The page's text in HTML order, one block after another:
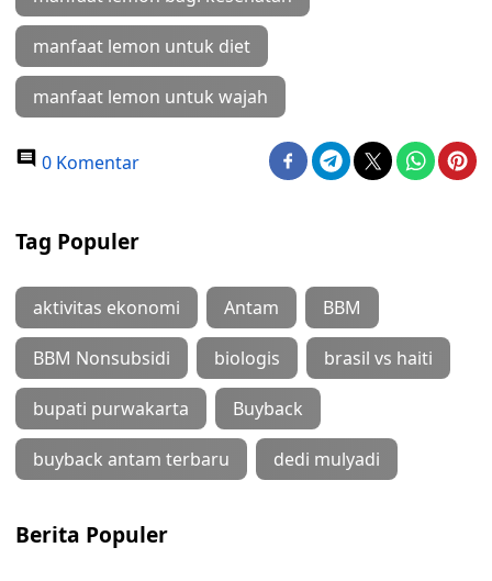
manfaat lemon untuk diet
manfaat lemon untuk wajah
0 Komentar
Tag Populer
aktivitas ekonomi Antam BBM
BBM Nonsubsidi biologis brasil vs haiti
bupati purwakarta Buyback
buyback antam terbaru dedi mulyadi
Berita Populer